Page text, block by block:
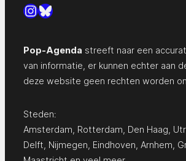
Instagram
Bluesky
Pop-Agenda streeft naar een
van informatie, er kunnen echter aan
deze website geen rechten worden
Steden:
Amsterdam Rotterdam Den Haag
Delft Nijmegen Eindhoven Arnhem